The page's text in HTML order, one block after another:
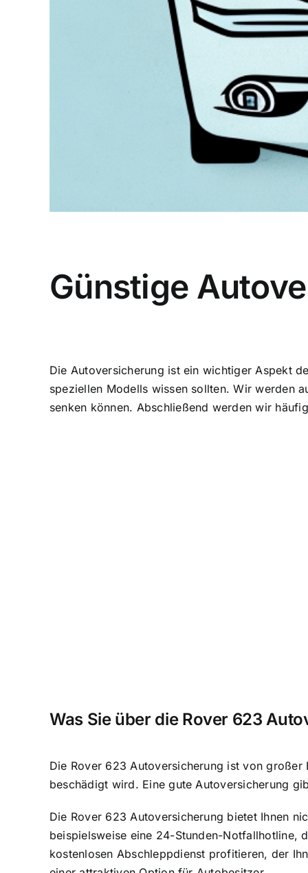
Günstige
Die Autoversicherung ist ein wichtiger Aspekt
speziellen Modells wissen sollten. Wir werden
senken können. Abschließend werden wir
Was Sie über die Rover 623
Die Rover 623 Autoversicherung ist von
beschädigt wird. Eine gute Autoversicherung
Die Rover 623 Autoversicherung bietet Ihnen
beispielsweise eine 24-Stunden-Notfallhotline,
kostenlosen Abschleppdienst profitieren, der